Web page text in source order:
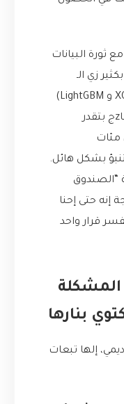
ثورة البيانات
زي الـ
Gradient Boosting (مثل XGBoost و LightGBM)
والشبكات العصبونية. هاي النماzج بتقدر
مئات
بشكل هائل.
“الصندوق
إنه حتى إحنا
قرار واحد
بنارها
إلها تبعات